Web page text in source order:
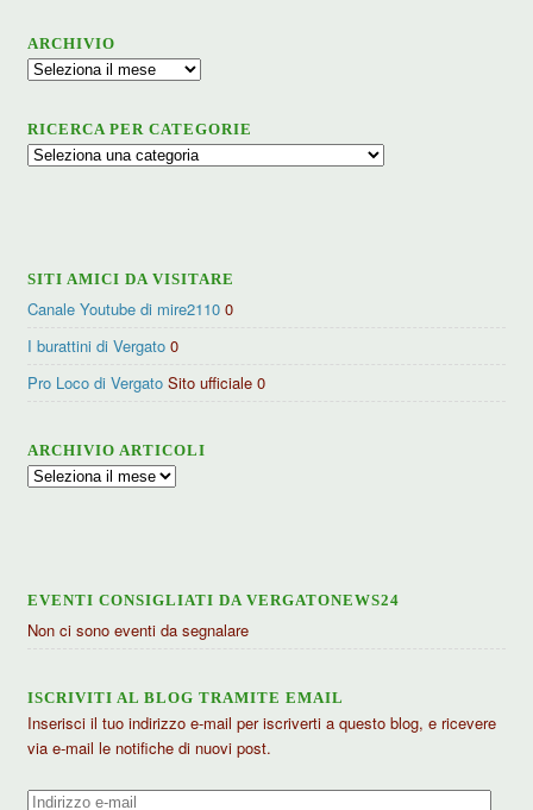
ARCHIVIO
Archivio
RICERCA PER CATEGORIE
Ricerca
SITI AMICI DA VISITARE
Canale Youtube di mire2110 0
I burattini di Vergato 0
Pro Loco di Vergato Sito ufficiale 0
ARCHIVIO ARTICOLI
Archivio
EVENTI CONSIGLIATI DA VERGATONEWS24
Non ci sono eventi da segnalare
ISCRIVITI AL BLOG TRAMITE EMAIL
Inserisci il tuo indirizzo e-mail per iscriverti a questo blog, e ricevere
via e-mail le notifiche di nuovi post.
Indirizzo